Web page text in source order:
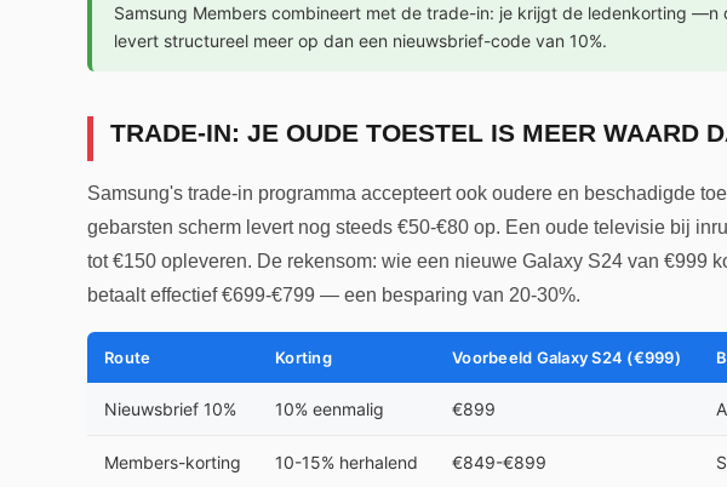
Samsung Members combineert met de trade-in: je krijgt de ledenkorting —n
levert structureel meer op dan een nieuwsbrief-code van 10%.
TRADE-IN: JE OUDE TOESTEL IS MEER WAARD
Samsung's trade-in programma accepteert ook oudere en beschadigde
gebarsten scherm levert nog steeds €50-€80 op. Een oude televisie bij
tot €150 opleveren. De rekensom: wie een nieuwe Galaxy S24 van €999
betaalt effectief €699-€799 — een besparing van 20-30%.
Route Korting Voorbeeld Galaxy S24 (€999)
Nieuwsbrief 10% 10% eenmalig €899
Members-korting 10-15% herhalend €849-€899